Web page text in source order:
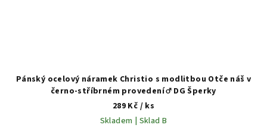
Pánský ocelový náramek Christio s modlitbou Otče náš v
černo-stříbrném provedení ♂️ DG Šperky
289 Kč / ks
Skladem | Sklad B